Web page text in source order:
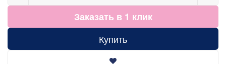
Заказать в 1 клик
Купить